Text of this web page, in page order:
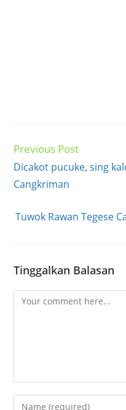
Read
more
articles
Previous Post
Dicakot pucuke, sing
Cangkriman
Tuwok Rawan Tegese
Tinggalkan Balasan
Comment
Enter